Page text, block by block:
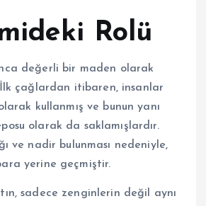
Rolü
değerli bir maden olarak
çağlardan itibaren, insanlar
kullanmış ve bunun yanı
olarak da saklamışlardır.
ve nadir bulunması nedeniyle,
yerine geçmiştir.
sadece zenginlerin değil aynı